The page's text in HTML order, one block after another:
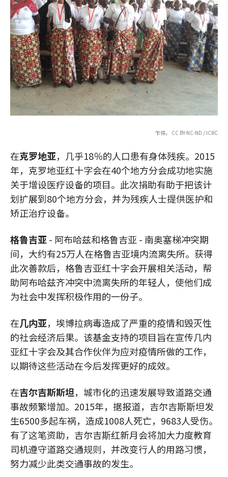
乍得。 CC BY-NC-ND / ICRC
在克罗地亚，几乎18％的人口患有身体残疾。2015
年，克罗地亚红十字会在40个地方分会成功地实施
关于增设医疗设备的项目。此次捐助有助于把该计
划扩展到80个地方分会，并为残疾人士提供医护和
矫正治疗设备。
格鲁吉亚- 阿布哈兹和格鲁吉亚 - 南奥塞梯冲突期
间，大约有25万人在格鲁吉亚境内流离失所。获得
此次善款后，格鲁吉亚红十字会开展相关活动，帮
助阿布哈兹齐冲突中流离失所的年轻人，使他们成
为社会中发挥积极作用的一份子。
在几内亚，埃博拉病毒造成了严重的疫情和毁灭性
的社会经济后果。该基金支持的项目旨在宣传几内
亚红十字会及其合作伙伴为应对疫情所做的工作，
以期待这些活动在今后发挥更好的成效。
在吉尔吉斯斯坦，城市化的迅速发展导致道路交通
事故频繁增加。2015年，据报道，吉尔吉斯斯坦发
生6500多起车祸，造成1008人死亡，9683人受伤。
有了这笔资助，吉尔吉斯红新月会将加大力度教育
司机遵守道路交通规则，并改变行人的用路习惯，
努力减少此类交通事故的发生。